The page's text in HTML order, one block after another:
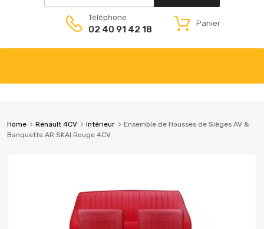
Téléphone
02 40 91 42 18
Panier
Home Renault 4CV Intérieur
Ensemble de Housses de Sièges AV &
Banquette AR SKAI Rouge 4CV